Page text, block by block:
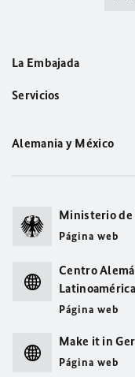
La Embajada
Servicios
Alemania y México
Ministerio de
Página web
Centro
Latinoamérica
Página web
Make it in
Página web